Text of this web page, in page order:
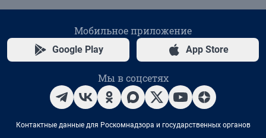
Мобильное приложение
Google Play App Store
Мы в соцсетях
Контактные данные для Роскомнадзора и государственных органов